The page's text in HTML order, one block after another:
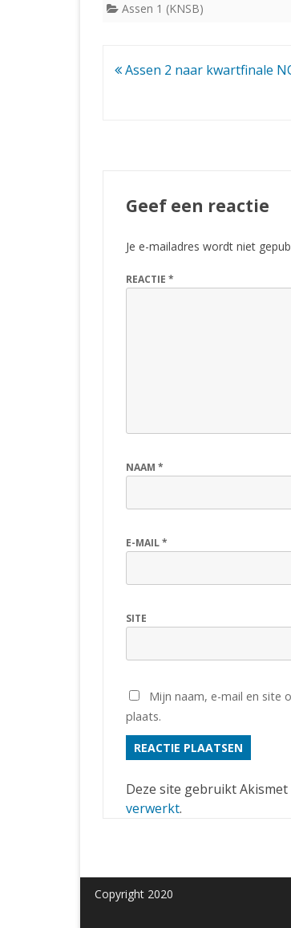
Assen 1 (KNSB)
Bericht
Assen 2 naar kwartfinale
Geef een reactie
Je e-mailadres wordt niet
REACTIE *
NAAM *
E-MAIL*
SITE
Mijn naam, e-mail en site
plaats.
Deze site gebruikt
verwerkt.
Copyright 2020